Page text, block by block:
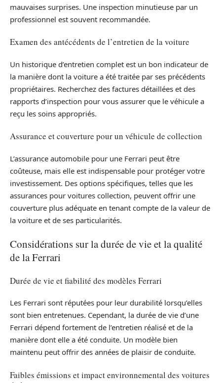
mauvaises surprises. Une inspection minutieuse par un
professionnel est souvent recommandée.
Examen des antécédents de l’entretien de la voiture
Un historique d’entretien complet est un bon indicateur de
la manière dont la voiture a été traitée par ses précédents
propriétaires. Recherchez des factures détaillées et des
rapports d’inspection pour vous assurer que le véhicule a
reçu les soins appropriés.
Assurance et couverture pour un véhicule de collection
L’assurance automobile pour une Ferrari peut être
coûteuse, mais elle est indispensable pour protéger votre
investissement. Des options spécifiques, telles que les
assurances pour voitures collection, peuvent offrir une
couverture plus adéquate en tenant compte de la valeur de
la voiture et de ses particularités.
Considérations sur la durée de vie et la qualité
de la Ferrari
Durée de vie et fiabilité des modèles Ferrari
Les Ferrari sont réputées pour leur durabilité lorsqu’elles
sont bien entretenues. Cependant, la durée de vie d’une
Ferrari dépend fortement de l’entretien réalisé et de la
manière dont elle a été conduite. Un modèle bien
maintenu peut offrir des années de plaisir de conduite.
Faibles émissions et impact environnemental des voitures